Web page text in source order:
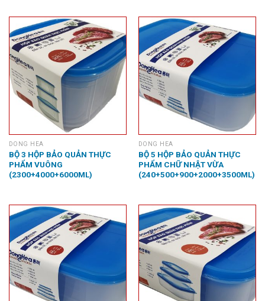
DONG HEA
BỘ 3 HỘP BẢO QUẢN THỰC
PHẨM VUÔNG
(2300+4000+6000ML)
DONG HEA
BỘ 5 HỘP BẢO QUẢN THỰC
PHẨM CHỮ NHẬT VỪA
(240+500+900+2000+3500ML)